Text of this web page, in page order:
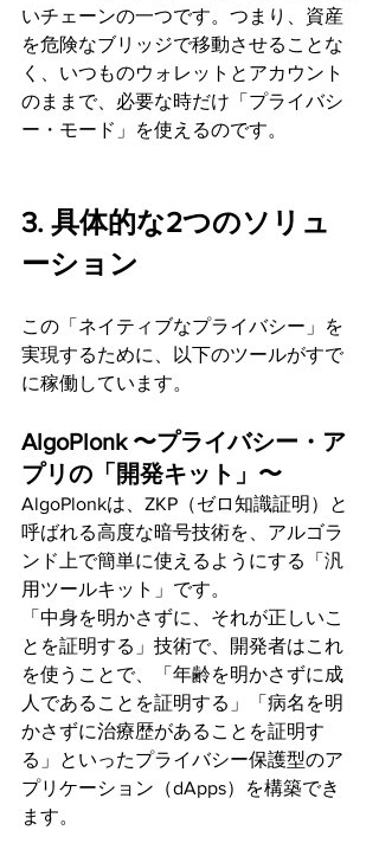
いチェーンの一つです。つまり、資産
を危険なブリッジで移動させることな
く、いつものウォレットとアカウント
のままで、必要な時だけ「プライバシ
ー・モード」を使えるのです。
3. 具体的な2つのソリュ
ーション
この「ネイティブなプライバシー」を
実現するために、以下のツールがすで
に稼働しています。
AlgoPlonk 〜プライバシー・ア
プリの「開発キット」〜
AlgoPlonkは、ZKP（ゼロ知識証明）と
呼ばれる高度な暗号技術を、アルゴラ
ンド上で簡単に使えるようにする「汎
用ツールキット」です。
「中身を明かさずに、それが正しいこ
とを証明する」技術で、開発者はこれ
を使うことで、「年齢を明かさずに成
人であることを証明する」「病名を明
かさずに治療歴があることを証明す
る」といったプライバシー保護型のア
プリケーション（dApps）を構築でき
ます。